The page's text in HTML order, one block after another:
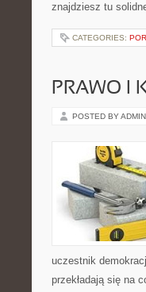
znajdziesz tu
CATEGORIES:
PRAWO I
POSTED BY ADMIN
uczestnik
przekładają się na